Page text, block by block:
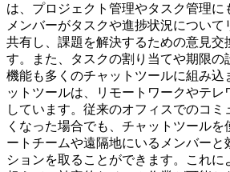
は、プロジェクト管理やタスク管理に
メンバーがタスクや進捗状況につい
共有し、課題を解決するための意見交
す。また、タスクの割り当てや期限の
機能も多くのチャットツールに組み込
ットツールは、リモートワークやテ
しています。従来のオフィスでのコミ
くなった場合でも、チャットツール
ートチームや遠隔地にいるメンバーと
ションを取ることができます。これに